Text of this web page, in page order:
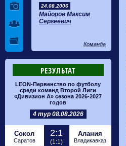
24.08.2006
Майоров Максим
Сергеевич
Команда
РЕЗУЛЬТАТ
LEON-Первенство по футболу
среди команд Второй Лиги
«Дивизион А» сезона 2026-2027
годов
4 тур 08.08.2026
Сокол
Саратов
2:1
(1:1)
Алания
Владикавказ